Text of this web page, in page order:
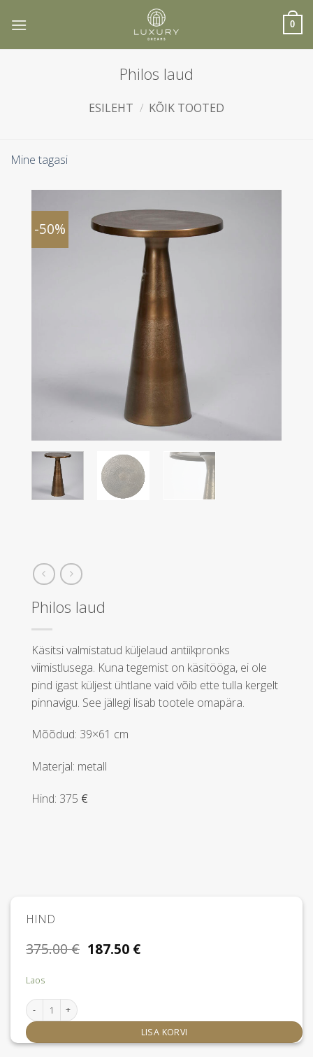
0
Philos laud
ESILEHT / KÕIK TOOTED
Mine tagasi
-50%
Philos laud
Käsitsi valmistatud küljelaud antiikpronks
viimistlusega. Kuna tegemist on käsitööga, ei ole
pind igast küljest ühtlane vaid võib ette tulla kergelt
pinnavigu. See jällegi lisab tootele omapära.
Mõõdud: 39×61 cm
Materjal: metall
Hind: 375 €
HIND
375.00€ Algne
187.50 €Praegune
Laos
Philos laud kogus
LISA KORVI